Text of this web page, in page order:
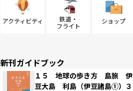
アクティビティ
鉄道・
フライト
ショップ
新刊ガイドブック
１５ 地球の歩き方 島旅 伊
豆大島 利島（伊豆諸島①）３